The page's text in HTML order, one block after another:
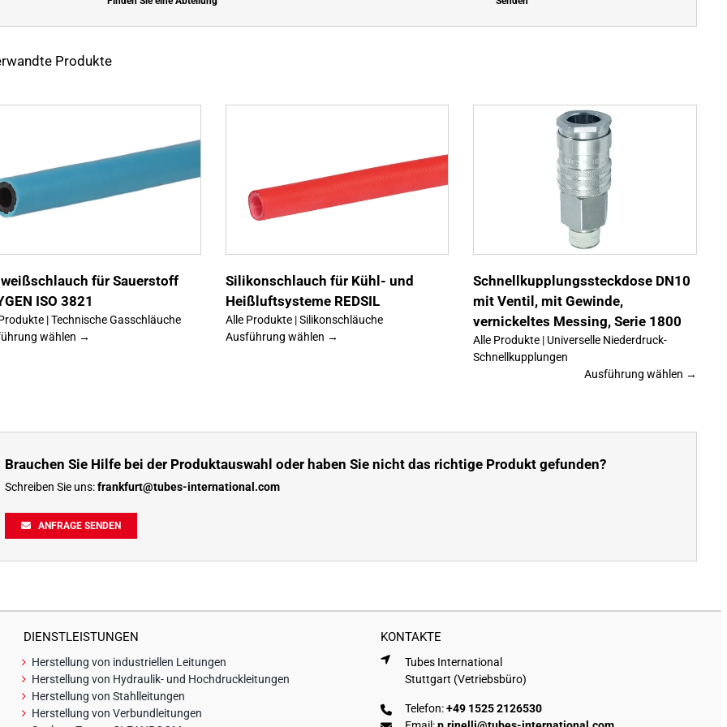
Produkte
für Sauerstoff
ISO 3821
| Technische Gasschläuche
wählen →
Ausführung
Produkt
Optionen
auf
gewählt
Details
Silikonschlauch für Kühl- und
Heißluftsysteme REDSIL
Alle Produkte | Silikonschläuche
Ausführung wählen →
Ausführung
Dieses
weist
Optionen
auf
Schnellkupplungssteckdose DN10
mit Ventil, mit Gewinde,
vernickeltes Messing, Serie 1800
Alle Produkte | Universelle Niederdruck-
Schnellkupplungen
Ausführung wählen →
Brauchen Sie Hilfe bei der Produktauswahl oder haben Sie nicht das richtige Produkt gefunden?
Schreiben Sie uns:frankfurt@tubes-international.com
ANFRAGE SENDEN
DIENSTLEISTUNGEN KONTAKTE
Herstellung von industriellen Leitungen
Herstellung von Hydraulik- und Hochdruckleitungen
Herstellung von Stahlleitungen
Herstellung von Verbundleitungen
Tubes International
Stuttgart (Vetriebsbüro)
Telefon:+49 1525 2126530